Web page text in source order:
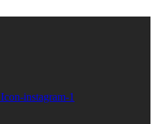
Icon-instagram-1